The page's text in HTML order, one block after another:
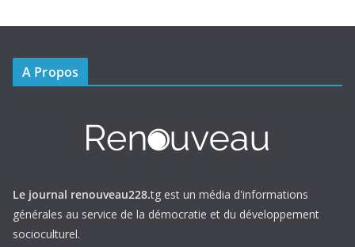
A Propos
Le journal renouveau228.tg est un média d'informations
générales au service de la démocratie et du développement
socioculturel.